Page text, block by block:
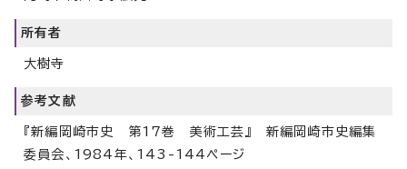
所有者
大樹寺
参考文献
『新編岡崎市史 第17巻 美術工芸』 新編岡崎市史編集
委員会、1984年、143-144ページ